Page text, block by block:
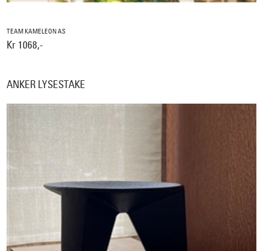
TEAM KAMELEON AS
Kr 1068,-
ANKER LYSESTAKE